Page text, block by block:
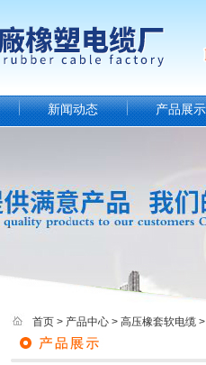
新闻动态 产品展示
首页 > 产品中心 > 高压橡套软电缆